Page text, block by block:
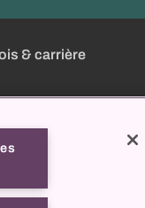
& carrière
et développement
l'USB